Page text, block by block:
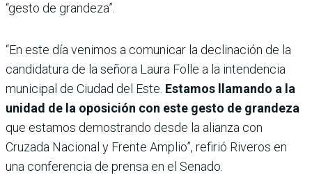
“gesto de grandeza”.
“En este día venimos a comunicar la declinación de la
candidatura de la señora Laura Folle a la intendencia
municipal de Ciudad del Este. Estamos llamando a la
unidad de la oposición con este gesto de grandeza
que estamos demostrando desde la alianza con
Cruzada Nacional y Frente Amplio”, refirió Riveros en
una conferencia de prensa en el Senado.